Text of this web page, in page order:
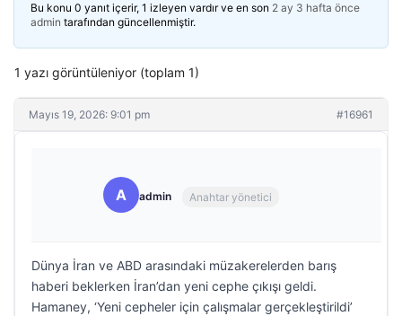
Bu konu 0 yanıt içerir, 1 izleyen vardır ve en son 2 ay 3 hafta önce
admin tarafından güncellenmiştir.
1 yazı görüntüleniyor (toplam 1)
Mayıs 19, 2026: 9:01 pm #16961
A admin Anahtar yönetici
Dünya İran ve ABD arasındaki müzakerelerden barış
haberi beklerken İran’dan yeni cephe çıkışı geldi.
Hamaney, ‘Yeni cepheler için çalışmalar gerçekleştirildi’